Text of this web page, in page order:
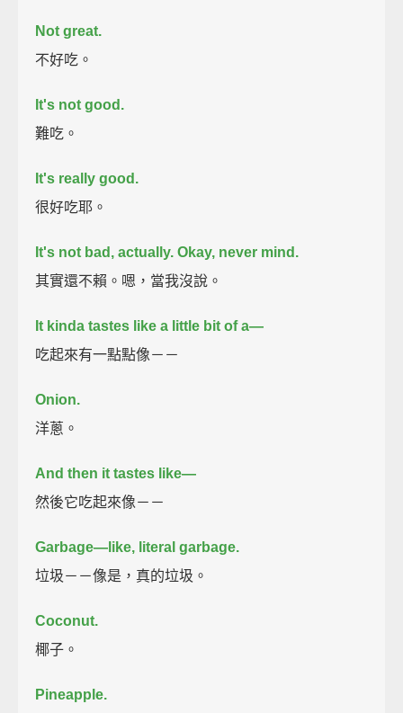
Not great.
不好吃。
It's not good.
難吃。
It's really good.
很好吃耶。
It's not bad, actually. Okay, never mind.
其實還不賴。嗯，當我沒說。
It kinda tastes like a little bit of a—
吃起來有一點點像－－
Onion.
洋蔥。
And then it tastes like—
然後它吃起來像－－
Garbage— like, literal garbage.
垃圾－－像是，真的垃圾。
Coconut.
椰子。
Pineapple.